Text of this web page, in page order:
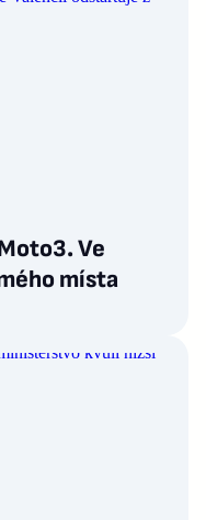
Ve
místa